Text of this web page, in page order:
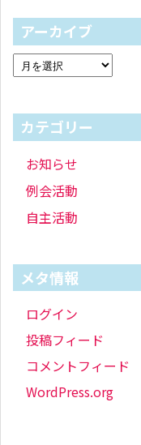
アーカイブ
カテゴリー
お知らせ
例会活動
自主活動
メタ情報
ログイン
投稿フィード
コメントフィード
WordPress.org